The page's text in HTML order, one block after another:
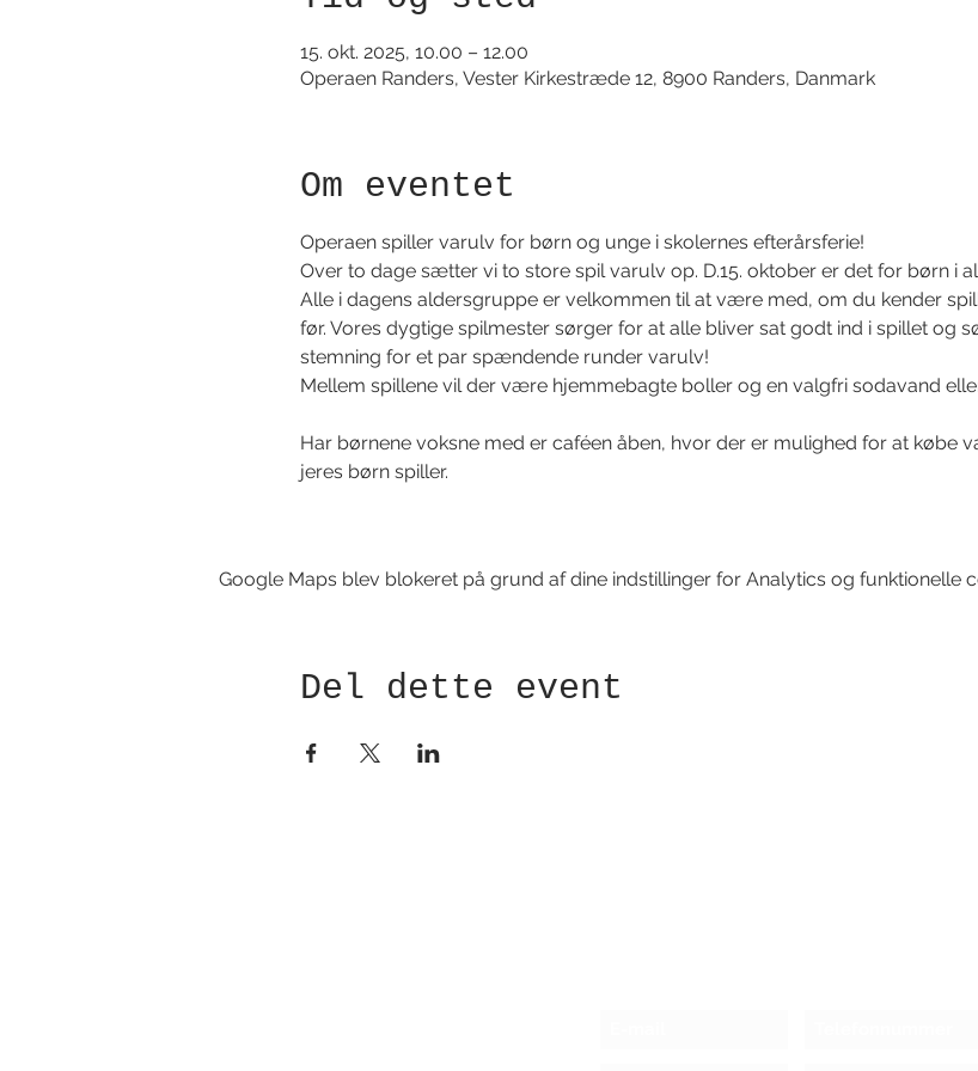
15. okt. 2025, 10.00 – 12.00
Operaen Randers, Vester Kirkestræde 12, 8900 Randers, Danmark
Om eventet
Operaen spiller varulv for børn og unge i skolernes efterårsferie!
Over to dage sætter vi to store spil varulv op. D.15. oktober er det for børn i
Alle i dagens aldersgruppe er velkommen til at være med, om du kender
før. Vores dygtige spilmester sørger for at alle bliver sat godt ind i spillet og
stemning for et par spændende runder varulv!
Mellem spillene vil der være hjemmebagte boller og en valgfri sodavand
Har børnene voksne med er caféen åben, hvor der er mulighed for at købe
jeres børn spiller.
Google Maps blev blokeret på grund af dine indstillinger for Analytics og funktionelle
Del dette event